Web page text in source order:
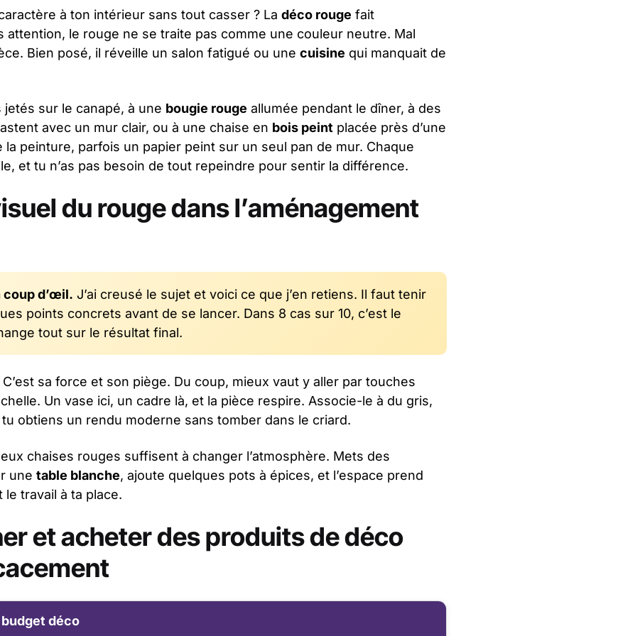
à ton intérieur sans tout casser ? La déco rouge fait
attention, le rouge ne se traite pas comme une couleur neutre. Mal
Bien posé, il réveille un salon fatigué ou une cuisine qui manquait de
sur le canapé, à une bougie rouge allumée pendant le dîner, à des
avec un mur clair, ou à une chaise en bois peint placée près d’une
peinture, parfois un papier peint sur un seul pan de mur. Chaque
et tu n’as pas besoin de tout repeindre pour sentir la différence.
du rouge dans l’aménagement
coup d’œil. J’ai creusé le sujet et voici ce que j’en retiens. Il faut tenir
points concrets avant de se lancer. Dans 8 cas sur 10, c’est le
tout sur le résultat final.
sa force et son piège. Du coup, mieux vaut y aller par touches
Un vase ici, un cadre là, et la pièce respire. Associe-le à du gris,
obtiens un rendu moderne sans tomber dans le criard.
chaises rouges suffisent à changer l’atmosphère. Mets des
une table blanche, ajoute quelques pots à épices, et l’espace prend
travail à ta place.
et acheter des produits de déco
déco